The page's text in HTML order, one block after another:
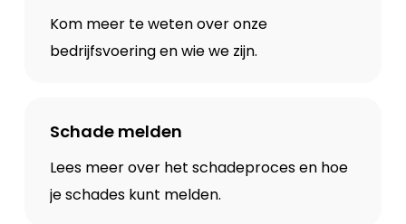
Kom meer te weten over onze
bedrijfsvoering en wie we zijn.
Schade melden
Lees meer over het schadeproces en hoe
je schades kunt melden.